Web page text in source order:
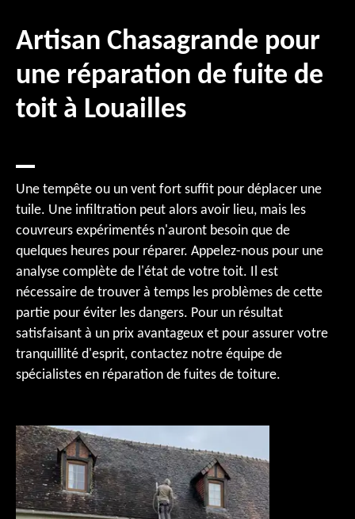
Artisan Chasagrande pour
une réparation de fuite de
toit à Louailles
Une tempête ou un vent fort suffit pour déplacer une
tuile. Une infiltration peut alors avoir lieu, mais les
couvreurs expérimentés n'auront besoin que de
quelques heures pour réparer. Appelez-nous pour une
analyse complète de l'état de votre toit. Il est
nécessaire de trouver à temps les problèmes de cette
partie pour éviter les dangers. Pour un résultat
satisfaisant à un prix avantageux et pour assurer votre
tranquillité d'esprit, contactez notre équipe de
spécialistes en réparation de fuites de toiture.